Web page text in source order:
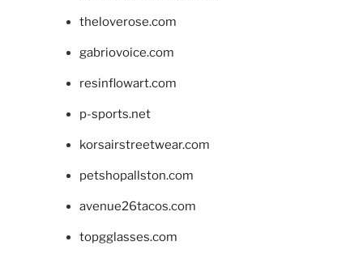
theloverose.com
gabriovoice.com
resinflowart.com
p-sports.net
korsairstreetwear.com
petshopallston.com
avenue26tacos.com
topgglasses.com